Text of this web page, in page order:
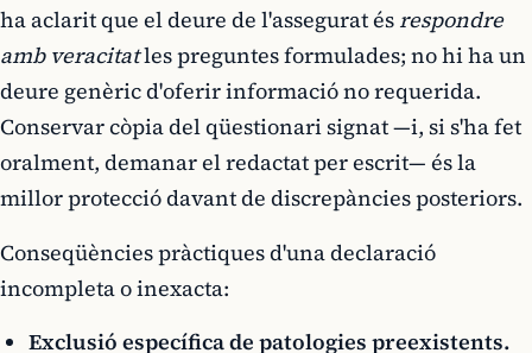
ha aclarit que el deure de l'assegurat és respondre
amb veracitatles preguntes formulades; no hi ha un
deure genèric d'oferir informació no requerida.
Conservar còpia del qüestionari signat —i, si s'ha fet
oralment, demanar el redactat per escrit— és la
millor protecció davant de discrepàncies posteriors.
Conseqüències pràctiques d'una declaració
incompleta o inexacta:
Exclusió específica de patologies preexistents.